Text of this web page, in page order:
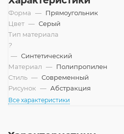
Форма — Прямоугольник
Цвет — Серый
Тип материала
?
— Синтетический
Материал — Полипропилен
Стиль — Современный
Рисунок — Абстракция
Все характеристики